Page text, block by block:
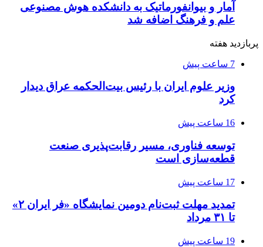
آمار و بیوانفورماتیک به دانشکده هوش مصنوعی
علم و فرهنگ اضافه شد
پربازدید هفته
7 ساعت پیش
وزیر علوم ایران با رئیس بیت‌الحکمه عراق دیدار
کرد
16 ساعت پیش
توسعه فناوری، مسیر رقابت‌پذیری صنعت
قطعه‌سازی است
17 ساعت پیش
تمدید مهلت ثبت‌نام دومین نمایشگاه «فر ایران ۲»
تا ۳۱ مرداد
19 ساعت پیش